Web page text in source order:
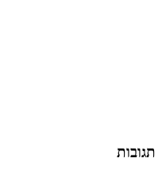
תגובות